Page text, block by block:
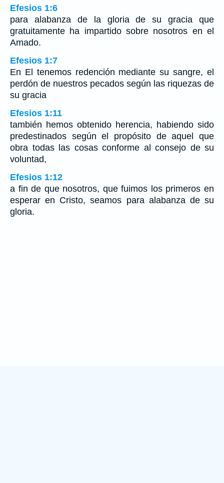
Efesios 1:6
para alabanza de la gloria de su gracia que
gratuitamente ha impartido sobre nosotros en el
Amado.
Efesios 1:7
En El tenemos redención mediante su sangre, el
perdón de nuestros pecados según las riquezas de
su gracia
Efesios 1:11
también hemos obtenido herencia, habiendo sido
predestinados según el propósito de aquel que
obra todas las cosas conforme al consejo de su
voluntad,
Efesios 1:12
a fin de que nosotros, que fuimos los primeros en
esperar en Cristo, seamos para alabanza de su
gloria.